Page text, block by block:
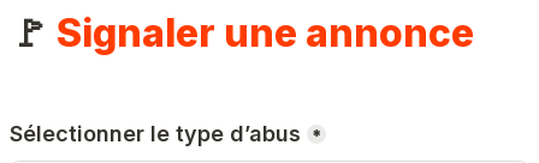
🚩 Signaler une annonce
Sélectionner le type d’abus *